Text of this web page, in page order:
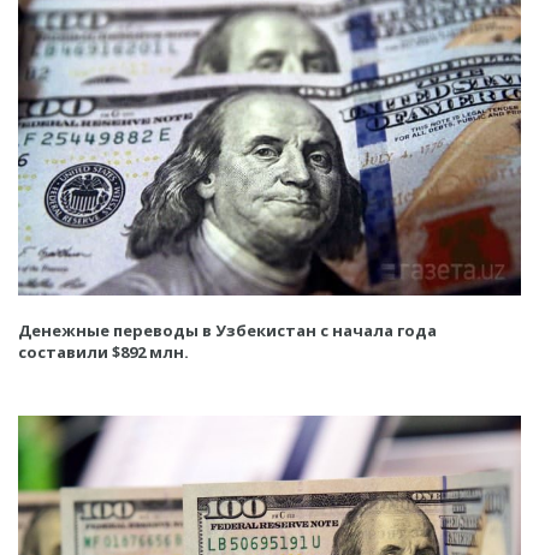
Денежные переводы в Узбекистан с начала года
составили $892 млн.